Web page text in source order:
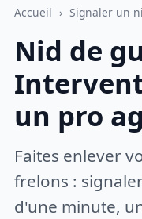
Accueil › Signaler un
Nid de
un pro
Faites enlever
frelons :
d'une minute,